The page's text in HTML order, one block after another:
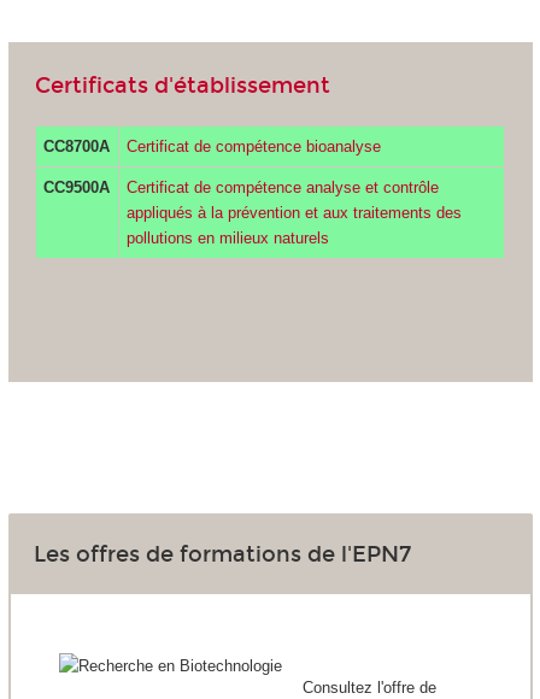
Certificats d'établissement
CC8700A Certificat de compétence bioanalyse
CC9500A
Certificat de compétence analyse et contrôle
appliqués à la prévention et aux traitements des
pollutions en milieux naturels
Les offres de formations de l'EPN7
Consultez l'offre de